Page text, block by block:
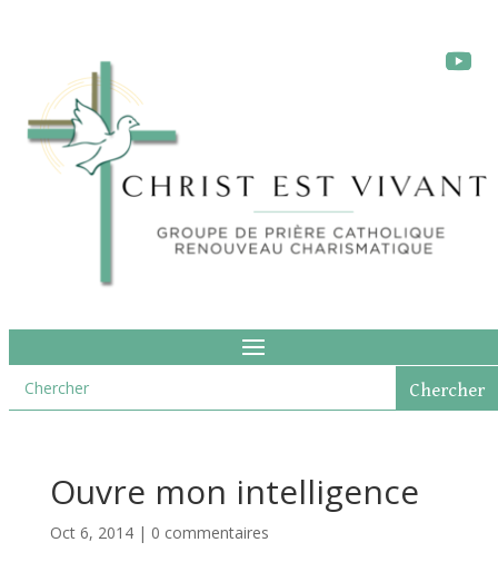
Ouvre mon intelligence
Oct 6, 2014| 0 commentaires